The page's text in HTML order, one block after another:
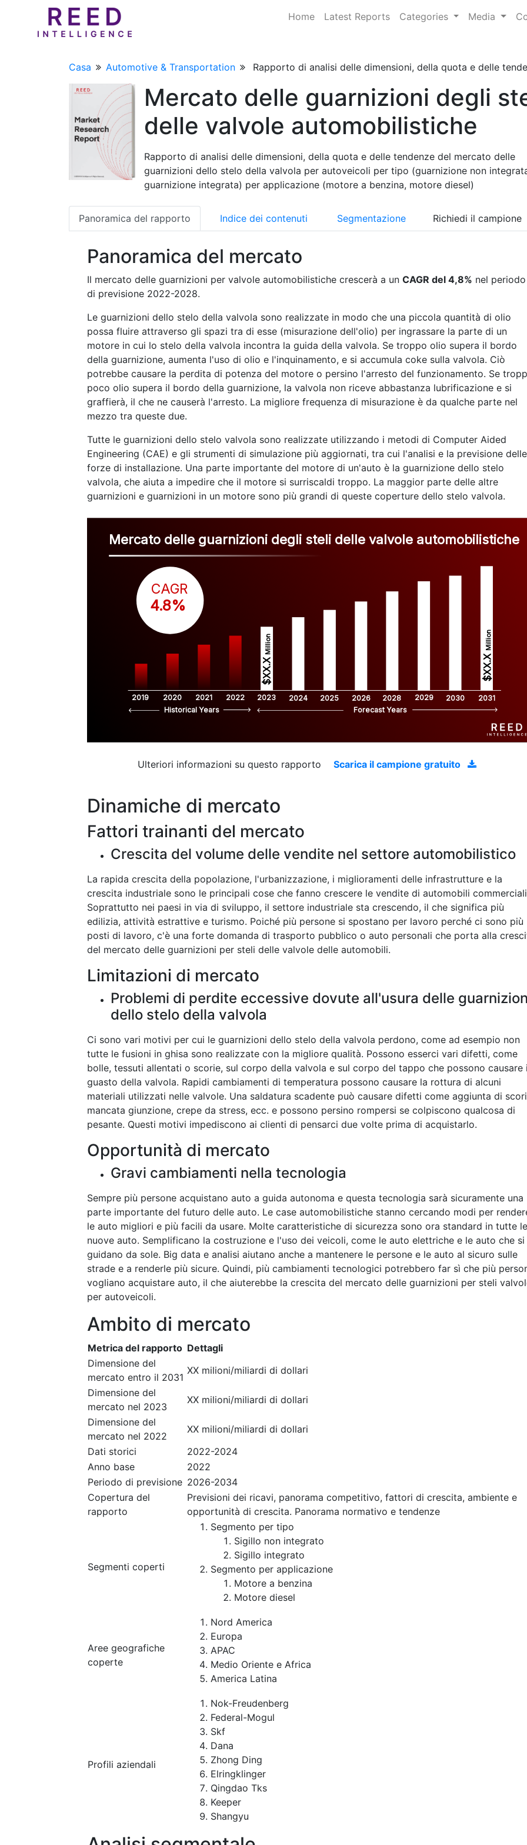
Home Latest Reports Categories Media
Casa Automotive & Transportation Rapporto di analisi delle dimensioni, della quota e delle
Mercato delle guarnizioni degli
delle valvole automobilistiche
Rapporto di analisi delle dimensioni, della quota e delle tendenze del mercato delle
guarnizioni dello stelo della valvola per autoveicoli per tipo (guarnizione non
guarnizione integrata) per applicazione (motore a benzina, motore diesel)
Panoramica del rapporto Indice dei contenuti Segmentazione Richiedi il campione
Panoramica del mercato
Il mercato delle guarnizioni per valvole automobilistiche crescerà a un CAGR del 4,8% nel periodo
di previsione 2022-2028.
Le guarnizioni dello stelo della valvola sono realizzate in modo che una piccola quantità di olio
possa fluire attraverso gli spazi tra di esse (misurazione dell'olio) per ingrassare la parte di un
motore in cui lo stelo della valvola incontra la guida della valvola. Se troppo olio supera il bordo
della guarnizione, aumenta l'uso di olio e l'inquinamento, e si accumula coke sulla valvola. Ciò
potrebbe causare la perdita di potenza del motore o persino l'arresto del funzionamento. Se
poco olio supera il bordo della guarnizione, la valvola non riceve abbastanza lubrificazione e si
graffierà, il che ne causerà l'arresto. La migliore frequenza di misurazione è da qualche parte nel
mezzo tra queste due.
Tutte le guarnizioni dello stelo valvola sono realizzate utilizzando i metodi di Computer Aided
Engineering (CAE) e gli strumenti di simulazione più aggiornati, tra cui l'analisi e la previsione delle
forze di installazione. Una parte importante del motore di un'auto è la guarnizione dello stelo
valvola, che aiuta a impedire che il motore si surriscaldi troppo. La maggior parte delle altre
guarnizioni e guarnizioni in un motore sono più grandi di queste coperture dello stelo valvola.
Mercato delle guarnizioni degli steli delle valvole automobilistiche
2019 2020 2021 2022 2023 2024 2025 2026 2028 2029 2030 2031
$XX.X
Million
$XX.X
Million
CAGR
4.8%
Historical Years Forecast Years
Ulteriori informazioni su questo rapporto Scarica il campione gratuito
Dinamiche di mercato
Fattori trainanti del mercato
Crescita del volume delle vendite nel settore automobilistico
La rapida crescita della popolazione, l'urbanizzazione, i miglioramenti delle infrastrutture e la
crescita industriale sono le principali cose che fanno crescere le vendite di automobili
Soprattutto nei paesi in via di sviluppo, il settore industriale sta crescendo, il che significa più
edilizia, attività estrattive e turismo. Poiché più persone si spostano per lavoro perché ci sono più
posti di lavoro, c'è una forte domanda di trasporto pubblico o auto personali che porta alla
del mercato delle guarnizioni per steli delle valvole delle automobili.
Limitazioni di mercato
Problemi di perdite eccessive dovute all'usura delle
dello stelo della valvola
Ci sono vari motivi per cui le guarnizioni dello stelo della valvola perdono, come ad esempio non
tutte le fusioni in ghisa sono realizzate con la migliore qualità. Possono esserci vari difetti, come
bolle, tessuti allentati o scorie, sul corpo della valvola e sul corpo del tappo che possono causare
guasto della valvola. Rapidi cambiamenti di temperatura possono causare la rottura di alcuni
materiali utilizzati nelle valvole. Una saldatura scadente può causare difetti come aggiunta di
mancata giunzione, crepe da stress, ecc. e possono persino rompersi se colpiscono qualcosa di
pesante. Questi motivi impediscono ai clienti di pensarci due volte prima di acquistarlo.
Opportunità di mercato
Gravi cambiamenti nella tecnologia
Sempre più persone acquistano auto a guida autonoma e questa tecnologia sarà sicuramente una
parte importante del futuro delle auto. Le case automobilistiche stanno cercando modi per
le auto migliori e più facili da usare. Molte caratteristiche di sicurezza sono ora standard in tutte le
nuove auto. Semplificano la costruzione e l'uso dei veicoli, come le auto elettriche e le auto che si
guidano da sole. Big data e analisi aiutano anche a mantenere le persone e le auto al sicuro sulle
strade e a renderle più sicure. Quindi, più cambiamenti tecnologici potrebbero far sì che più
vogliano acquistare auto, il che aiuterebbe la crescita del mercato delle guarnizioni per steli
per autoveicoli.
Ambito di mercato
Metrica del rapporto Dettagli
Dimensione del
mercato entro il 2031
XX milioni/miliardi di dollari
Dimensione del
mercato nel 2023
XX milioni/miliardi di dollari
Dimensione del
mercato nel 2022
XX milioni/miliardi di dollari
Dati storici
2022-2024
Anno base
2022
Periodo di previsione 2026-2034
Copertura del
rapporto
Previsioni dei ricavi, panorama competitivo, fattori di crescita, ambiente e
opportunità di crescita. Panorama normativo e tendenze
Segmenti coperti
Segmento per tipo
Sigillo non integrato
Sigillo integrato
Segmento per applicazione
Motore a benzina
Motore diesel
Aree geografiche
coperte
Nord America
Europa
APAC
Medio Oriente e Africa
America Latina
Profili aziendali
Nok-Freudenberg
Federal-Mogul
Skf
Dana
Zhong Ding
Elringklinger
Qingdao Tks
Keeper
Shangyu